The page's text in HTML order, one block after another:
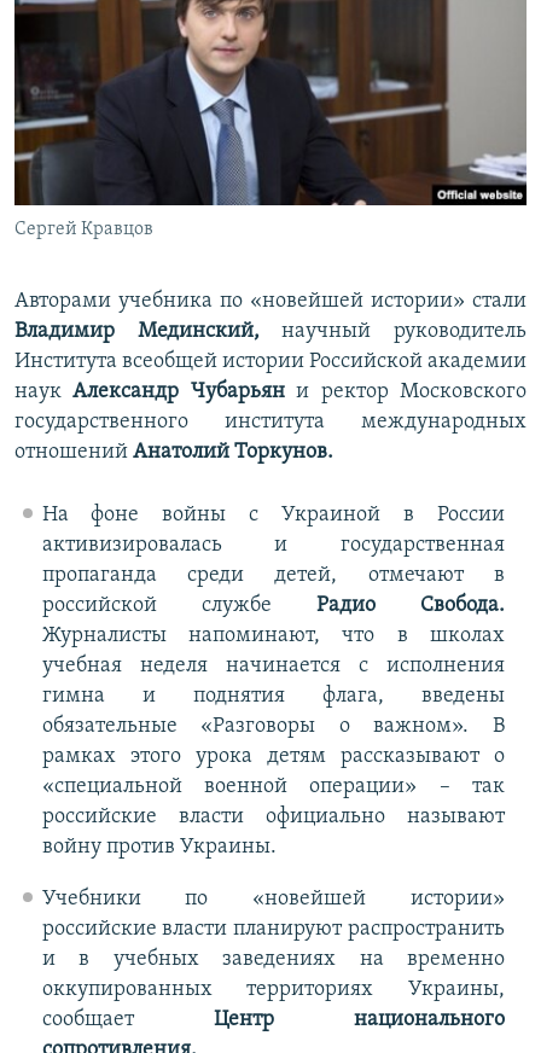
Сергей Кравцов
Авторами учебника по «новейшей истории» стали
Владимир Мединский, научный руководитель
Института всеобщей истории Российской академии
наукАлександр Чубарьяни ректор Московского
государственного института международных
отношений Анатолий Торкунов.
На фоне войны с Украиной в России
активизировалась и государственная
пропаганда среди детей, отмечают в
российской службе Радио Свобода.
Журналисты напоминают, что в школах
учебная неделя начинается с исполнения
гимна и поднятия флага, введены
обязательные «Разговоры о важном». В
рамках этого урока детям рассказывают о
«специальной военной операции» – так
российские власти официально называют
войну против Украины.
Учебники по «новейшей истории»
российские власти планируют распространить
и в учебных заведениях на временно
оккупированных территориях Украины,
сообщает Центр национального